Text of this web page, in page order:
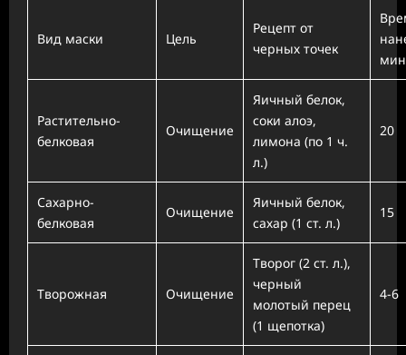
Вид маски Цель
Рецепт от
черных точек
Растительно-
белковая
Очищение
Яичный белок,
соки алоэ,
лимона (по 1 ч.
л.)
20
Сахарно-
белковая
Очищение
Яичный белок,
сахар (1 ст. л.)
15
Творожная Очищение
Творог (2 ст. л.),
черный
молотый перец
(1 щепотка)
4-6